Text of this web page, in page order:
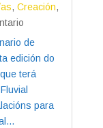
, Creación,
de
edición do
terá
para